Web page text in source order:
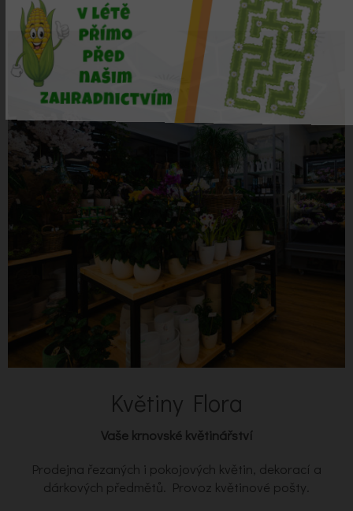
Květiny Flora
Vaše krnovské květinářství
Prodejna řezaných i pokojových květin, dekorací a
dárkových předmětů. Provoz květinové pošty.